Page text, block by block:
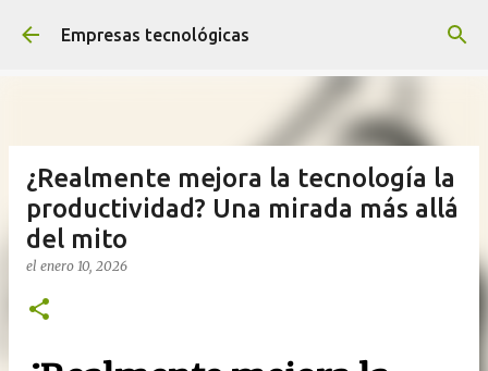
Ir al contenido principal
Empresas tecnológicas
¿Realmente mejora la tecnología la
productividad? Una mirada más allá
del mito
el enero 10, 2026